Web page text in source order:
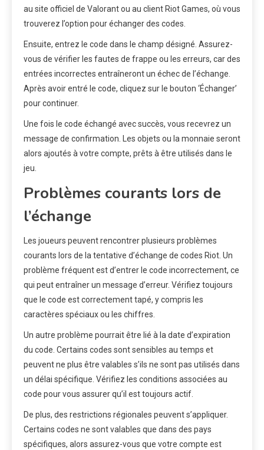
au site officiel de Valorant ou au client Riot Games, où vous
trouverez l’option pour échanger des codes.
Ensuite, entrez le code dans le champ désigné. Assurez-
vous de vérifier les fautes de frappe ou les erreurs, car des
entrées incorrectes entraîneront un échec de l’échange.
Après avoir entré le code, cliquez sur le bouton ‘Échanger’
pour continuer.
Une fois le code échangé avec succès, vous recevrez un
message de confirmation. Les objets ou la monnaie seront
alors ajoutés à votre compte, prêts à être utilisés dans le
jeu.
Problèmes courants lors de
l’échange
Les joueurs peuvent rencontrer plusieurs problèmes
courants lors de la tentative d’échange de codes Riot. Un
problème fréquent est d’entrer le code incorrectement, ce
qui peut entraîner un message d’erreur. Vérifiez toujours
que le code est correctement tapé, y compris les
caractères spéciaux ou les chiffres.
Un autre problème pourrait être lié à la date d’expiration
du code. Certains codes sont sensibles au temps et
peuvent ne plus être valables s’ils ne sont pas utilisés dans
un délai spécifique. Vérifiez les conditions associées au
code pour vous assurer qu’il est toujours actif.
De plus, des restrictions régionales peuvent s’appliquer.
Certains codes ne sont valables que dans des pays
spécifiques, alors assurez-vous que votre compte est